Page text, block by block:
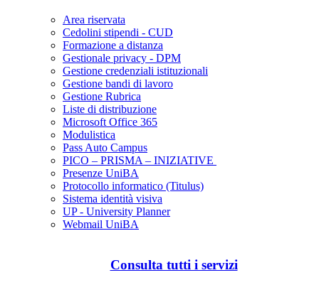
Area riservata
Cedolini stipendi - CUD
Formazione a distanza
Gestionale privacy - DPM
Gestione credenziali istituzionali
Gestione bandi di lavoro
Gestione Rubrica
Liste di distribuzione
Microsoft Office 365
Modulistica
Pass Auto Campus
PICO – PRISMA – INIZIATIVE
Presenze UniBA
Protocollo informatico (Titulus)
Sistema identità visiva
UP - University Planner
Webmail UniBA
Consulta tutti i servizi